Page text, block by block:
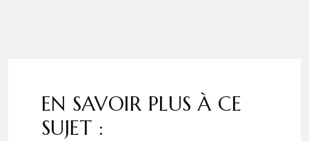
EN SAVOIR PLUS À CE
SUJET :